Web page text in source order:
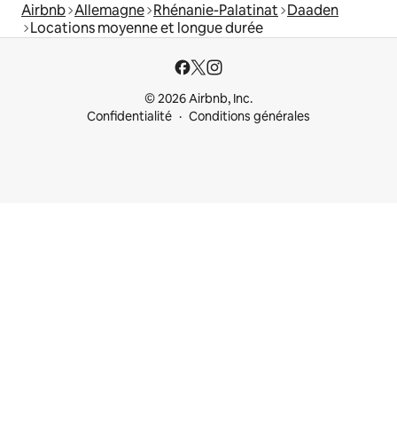
Airbnb Allemagne Rhénanie-Palatinat Daaden
Locations moyenne et longue durée
© 2026 Airbnb, Inc.
Confidentialité
Conditions générales